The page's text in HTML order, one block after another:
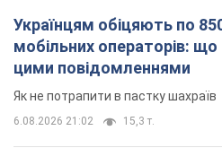
Українцям обіцяють по
мобільних операторів: що
цими повідомленнями
Як не потрапити в пастку шахраїв
6.08.2026 21:02 15,3 т.